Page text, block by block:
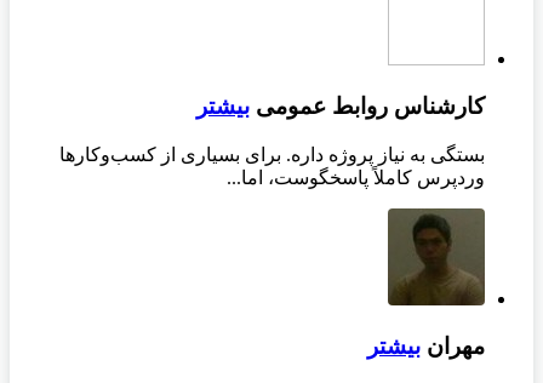
کارشناس روابط عمومی بیشتر
بستگی به نیاز پروژه داره. برای بسیاری از کسب‌وکارها
وردپرس کاملاً پاسخگوست، اما...
مهران بیشتر